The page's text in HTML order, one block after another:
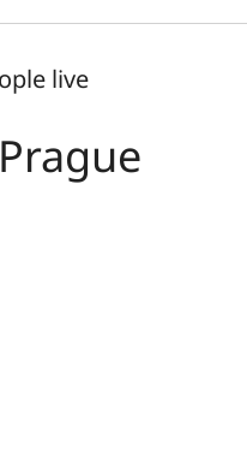
live